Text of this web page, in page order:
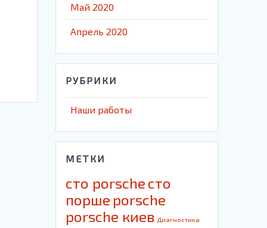
Май 2020
Апрель 2020
РУБРИКИ
Наши работы
МЕТКИ
cто porsche cто
порше porsche
porsche киев Диагностика